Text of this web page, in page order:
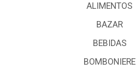
ALIMENTOS
BAZAR
BEBIDAS
BOMBONIERE